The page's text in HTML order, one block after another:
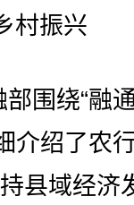
振兴
围绕“融
介绍了农
县域经济